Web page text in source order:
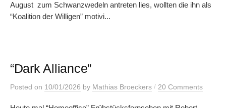
August zum Schwanzwedeln antreten lies, wollten die ihn als
“Koalition der Willigen” motivi...
“Dark Alliance”
Posted on 10/01/2026 by Mathias Broeckers / 20 Comments